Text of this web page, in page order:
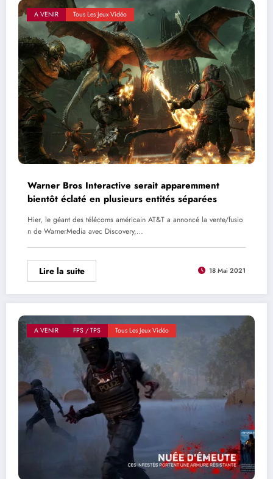
A VENIR Tous Les Jeux Vidéo
Warner Bros Interactive serait apparemment
bientôt éclaté en plusieurs entités séparées
Hier, le géant des télécoms américain AT&T a annoncé la vente/fusio
n de WarnerMedia avec Discovery,…
Lire la suite 18 Mai 2021
A VENIR FPS / TPS Tous Les Jeux Vidéo